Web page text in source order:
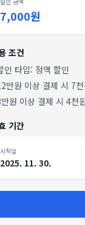
7,000원
조건
인 타입: 정액 할인
만원 이상 결제 시 7천
원 이상 결제 시 4천
기간
시작일
2025. 11. 30.